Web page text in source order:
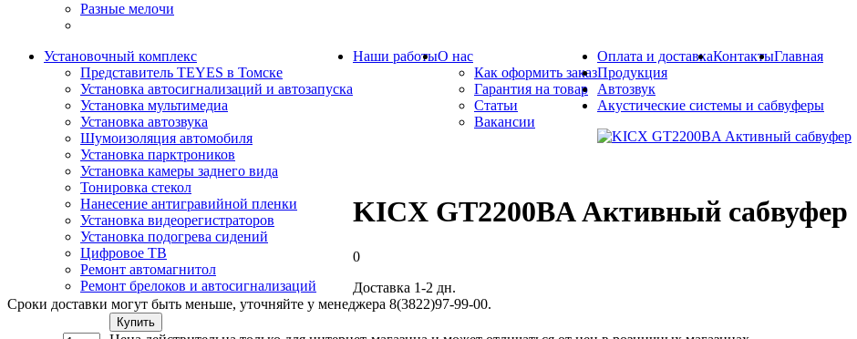
Разные мелочи
Установочный комплекс
Представитель TEYES в Томске
Установка автосигнализаций и автозапуска
Установка мультимедиа
Установка автозвука
Шумоизоляция автомобиля
Установка парктроников
Установка камеры заднего вида
Тонировка стекол
Нанесение антигравийной пленки
Установка видеорегистраторов
Установка подогрева сидений
Цифровое ТВ
Ремонт автомагнитол
Ремонт брелоков и автосигнализаций
Наши работыО нас
Как оформить заказ
Гарантия на товар
Статьи
Вакансии
Оплата и доставкаКонтактыГлавная
Продукция
Автозвук
Акустические системы и сабвуферы
KICX GT2200BA Активный сабвуфер
0
Доставка 1-2 дн.
Сроки доставки могут быть меньше, уточняйте у менеджера 8(3822)97-99-00.
Купить